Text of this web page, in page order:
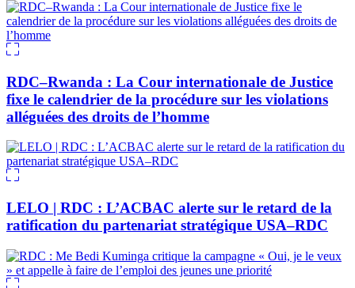
RDC–Rwanda : La Cour internationale de Justice
fixe le calendrier de la procédure sur les violations
alléguées des droits de l’homme
LELO | RDC : L’ACBAC alerte sur le retard de la
ratification du partenariat stratégique USA–RDC